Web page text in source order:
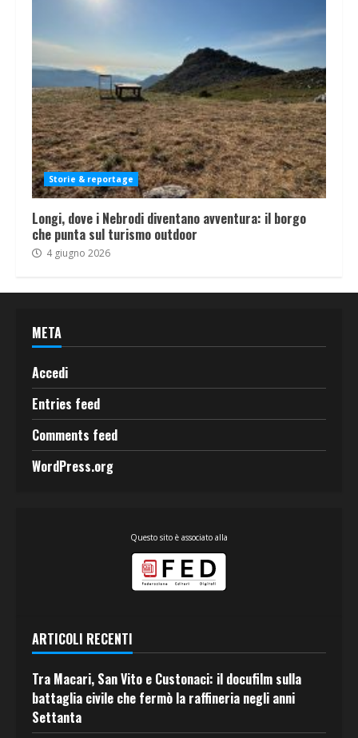
Storie & reportage
Longi, dove i Nebrodi diventano avventura: il borgo
che punta sul turismo outdoor
4 giugno 2026
META
Accedi
Entries feed
Comments feed
WordPress.org
Questo sito è associato alla
ARTICOLI RECENTI
Tra Macari, San Vito e Custonaci: il docufilm sulla
battaglia civile che fermò la raffineria negli anni
Settanta